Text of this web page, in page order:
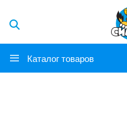
Каталог товаров